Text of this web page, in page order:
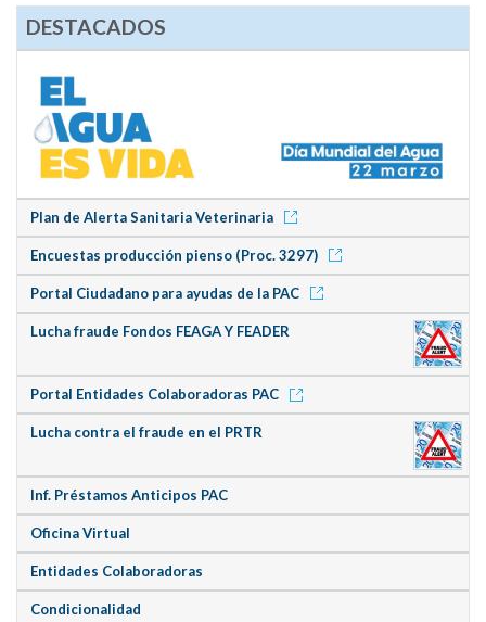
DESTACADOS
Plan de Alerta Sanitaria Veterinaria
Encuestas producción pienso (Proc. 3297)
Portal Ciudadano para ayudas de la PAC
Lucha fraude Fondos FEAGA Y FEADER
Portal Entidades Colaboradoras PAC
Lucha contra el fraude en el PRTR
Inf. Préstamos Anticipos PAC
Oficina Virtual
Entidades Colaboradoras
Condicionalidad